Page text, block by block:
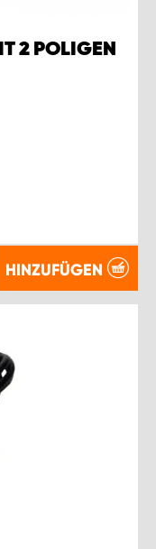
2 POLIGEN
HINZUFÜGEN